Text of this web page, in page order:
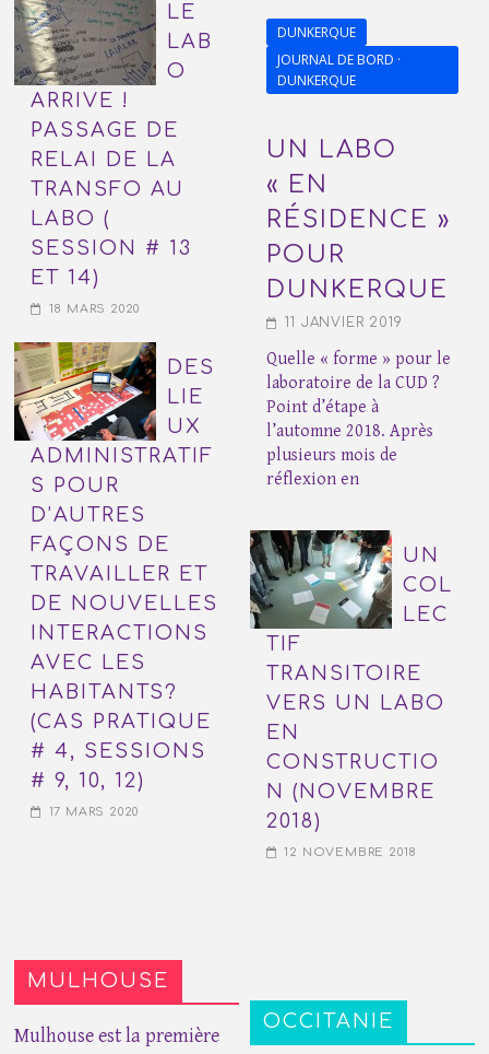
LE
LAB
O
ARRIVE !
PASSAGE DE
RELAI DE LA
TRANSFO AU
LABO (
SESSION # 13
ET 14)
18 MARS 2020
DES
LIE
UX
ADMINISTRATIF
S POUR
D’AUTRES
FAÇONS DE
TRAVAILLER ET
DE NOUVELLES
INTERACTIONS
AVEC LES
HABITANTS?
(CAS PRATIQUE
# 4, SESSIONS
# 9, 10, 12)
17 MARS 2020
MULHOUSE
Mulhouse est la première
DUNKERQUE
JOURNAL DE BORD ·
DUNKERQUE
UN LABO
« EN
RÉSIDENCE »
POUR
DUNKERQUE
11 JANVIER 2019
Quelle « forme » pour le
laboratoire de la CUD ?
Point d’étape à
l’automne 2018. Après
plusieurs mois de
réflexion en
UN
COL
LEC
TIF
TRANSITOIRE
VERS UN LABO
EN
CONSTRUCTIO
N (NOVEMBRE
2018)
12 NOVEMBRE 2018
OCCITANIE